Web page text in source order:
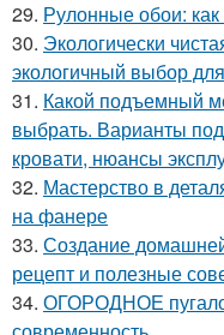
29. Рулонные обои:
30. Экологически
экологичный выбор
31. Какой подъемный
выбрать. Варианты
кровати, нюансы
32. Мастерство в
на фанере
33. Создание
рецепт и полезные
34. ОГОРОДНОЕ